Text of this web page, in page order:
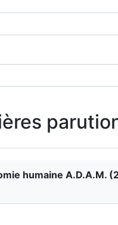
humaine A.D.A.M.